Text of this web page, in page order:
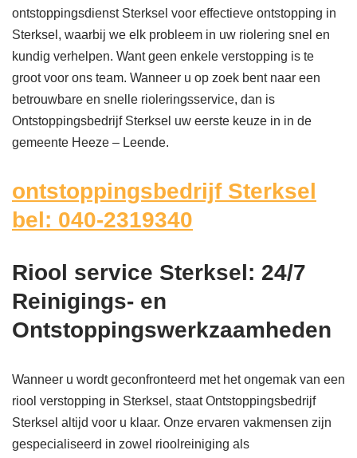
ontstoppingsdienst Sterksel voor effectieve ontstopping in
Sterksel, waarbij we elk probleem in uw riolering snel en
kundig verhelpen. Want geen enkele verstopping is te
groot voor ons team. Wanneer u op zoek bent naar een
betrouwbare en snelle rioleringsservice, dan is
Ontstoppingsbedrijf Sterksel uw eerste keuze in in de
gemeente Heeze – Leende.
ontstoppingsbedrijf Sterksel
bel: 040-2319340
Riool service Sterksel: 24/7
Reinigings- en
Ontstoppingswerkzaamheden
Wanneer u wordt geconfronteerd met het ongemak van een
riool verstopping in Sterksel, staat Ontstoppingsbedrijf
Sterksel altijd voor u klaar. Onze ervaren vakmensen zijn
gespecialiseerd in zowel rioolreiniging als